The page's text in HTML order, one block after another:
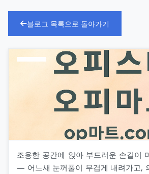
블로그 목록으로 돌아가기
조용한 공간에 앉아 부드러운 손길이
— 어느새 눈꺼풀이 무겁게 내려가고,